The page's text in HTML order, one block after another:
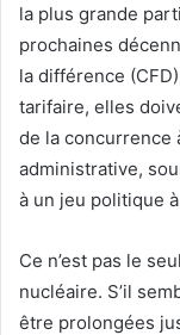
la plus grande
prochaines
la différence
tarifaire, elles
de la concurrence
administrative,
à un jeu politique
Ce n’est pas le
nucléaire. S’il
être prolongées